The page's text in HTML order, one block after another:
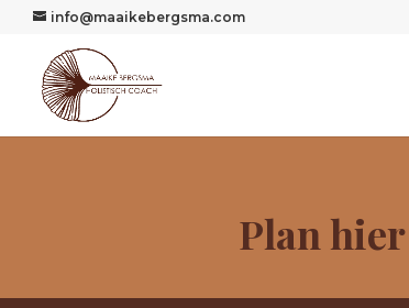
info@maaikebergsma.com
Plan